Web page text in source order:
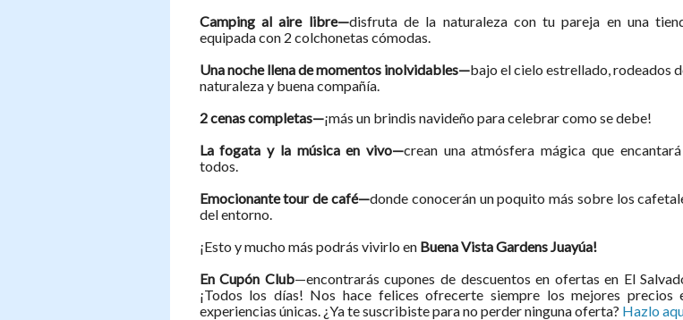
Camping al aire libre—disfruta de la naturaleza con tu pareja en una
equipada con 2 colchonetas cómodas.
Una noche llena de momentos inolvidables—bajo el cielo estrellado, rodeados
naturaleza y buena compañía.
2 cenas completas—¡más un brindis navideño para celebrar como se debe!
La fogata y la música en vivo—crean una atmósfera mágica que
todos.
Emocionante tour de café—donde conocerán un poquito más sobre los
del entorno.
¡Esto y mucho más podrás vivirlo en Buena Vista Gardens Juayúa!
En Cupón Club—encontrarás cupones de descuentos en ofertas en El
¡Todos los días! Nos hace felices ofrecerte siempre los mejores precios
experiencias únicas. ¿Ya te suscribiste para no perder ninguna oferta? Hazlo